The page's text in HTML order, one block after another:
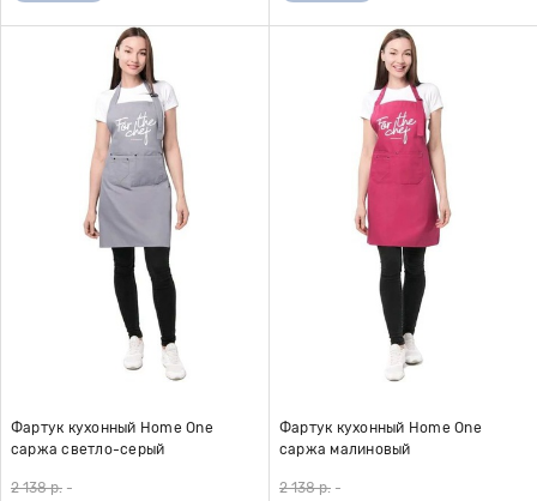
Фартук кухонный Home One
саржа светло-серый
2 138 р. -
Фартук кухонный Home One
саржа малиновый
2 138 р. -